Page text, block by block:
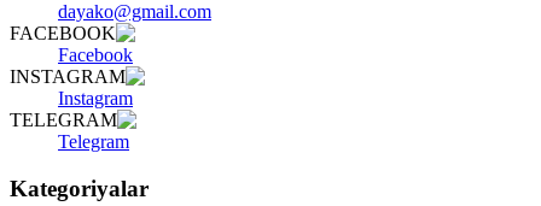
dayako@gmail.com
FACEBOOK
Facebook
INSTAGRAM
Instagram
TELEGRAM
Telegram
Kategoriyalar